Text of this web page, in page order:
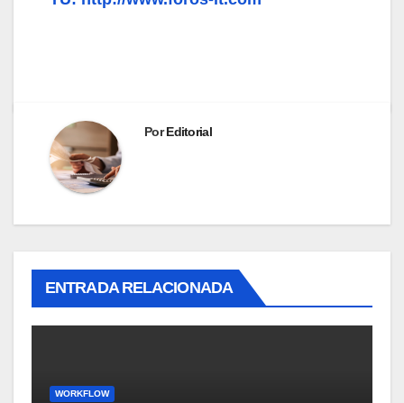
PorEditorial
ENTRADA RELACIONADA
WORKFLOW